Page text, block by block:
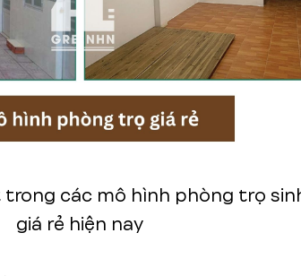
các mô hình phòng trọ
giá rẻ hiện nay